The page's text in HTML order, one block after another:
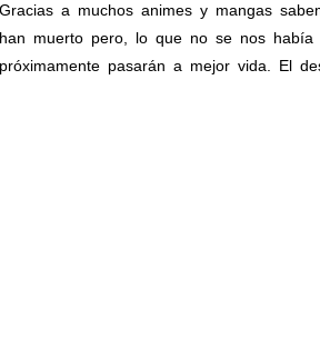
Gracias a muchos animes y mangas
han muerto pero, lo que no se nos
próximamente pasarán a mejor vida. El